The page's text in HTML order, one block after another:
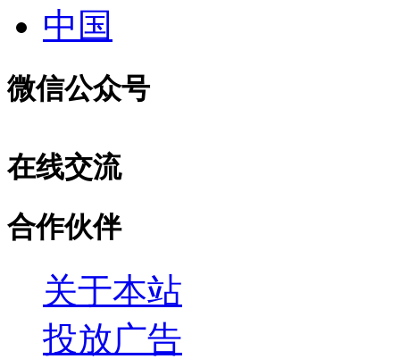
中国
微信公众号
在线交流
合作伙伴
关于本站
投放广告